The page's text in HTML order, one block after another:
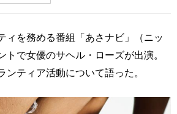
ィを務める番組「あさナビ」（ニッ
トで女優のサヘル・ローズが出演。
ンティア活動について語った。